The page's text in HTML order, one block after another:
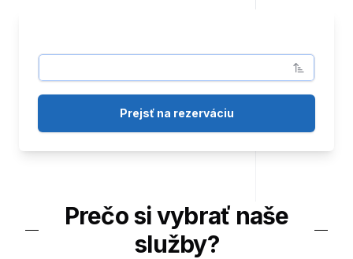
Prejsť na rezerváciu
Prečo si vybrať naše
služby?